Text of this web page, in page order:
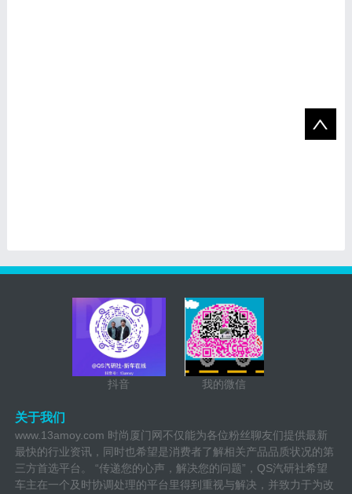
抖音 我的微信
关于我们
www.13amoy.com 时尚厦门网不仅能为各位粉丝聊友们提供最新
最快的行业资讯，同时也希望是消费者了解相关产品品质状况的第
三方首选平台。 “传递您的心声，解决您的问题”，QS汽研社希望
车主在一个及时协调处理的平台里得到重视与解决，并致力于为改